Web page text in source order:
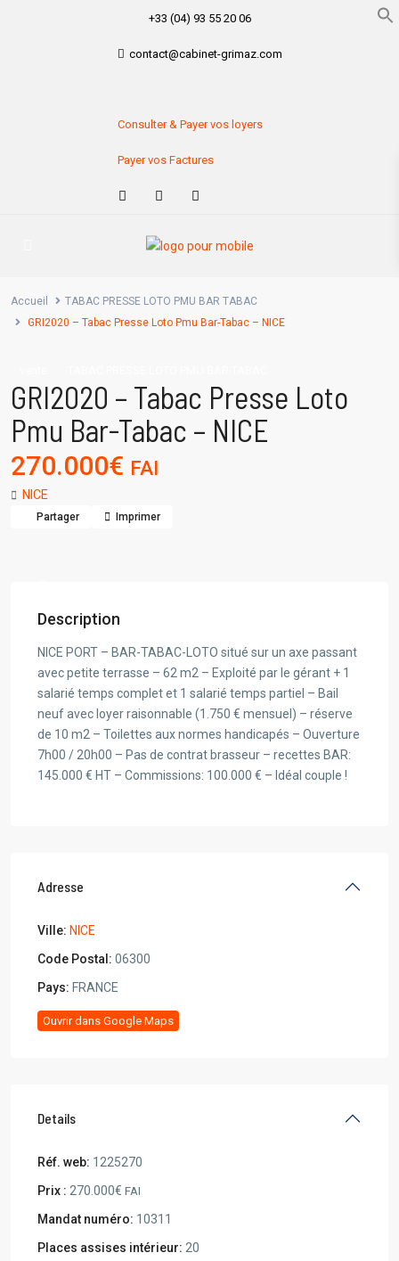
+33 (04) 93 55 20 06
contact@cabinet-grimaz.com
Consulter & Payer vos loyers
Payer vos Factures
Accueil
TABAC PRESSE LOTO PMU BAR TABAC
GRI2020 – Tabac Presse Loto Pmu Bar-Tabac – NICE
GRI2020 – Tabac Presse Loto
Pmu Bar-Tabac – NICE
270.000€ FAI
NICE
Partager Imprimer
Description
NICE PORT – BAR-TABAC-LOTO situé sur un axe passant
avec petite terrasse – 62 m2 – Exploité par le gérant + 1
salarié temps complet et 1 salarié temps partiel – Bail
neuf avec loyer raisonnable (1.750 € mensuel) – réserve
de 10 m2 – Toilettes aux normes handicapés – Ouverture
7h00 / 20h00 – Pas de contrat brasseur – recettes BAR:
145.000 € HT – Commissions: 100.000 € – Idéal couple !
Adresse
Ville: NICE
Code Postal: 06300
Pays: FRANCE
Ouvrir dans Google Maps
Details
Réf. web: 1225270
Prix : 270.000€ FAI
Mandat numéro: 10311
Places assises intérieur: 20